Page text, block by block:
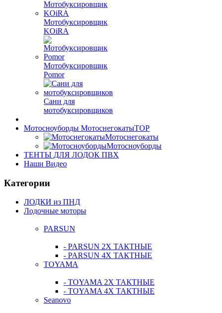
Мотобуксировщик
KOiRA
Мотобуксировщик
Pomor
Сани для
мотобуксировщиков
Мотосноуборды МотоснегокатыTOP
Мотоснегокаты
Мотосноуборды
ТЕНТЫ ДЛЯ ЛОДОК ПВХ
Наши Видео
Категории
ЛОДКИ из ПНД
Лодочные моторы
PARSUN
- PARSUN 2Х ТАКТНЫЕ
- PARSUN 4Х ТАКТНЫЕ
TOYAMA
- TOYAMA 2Х ТАКТНЫЕ
- TOYAMA 4Х ТАКТНЫЕ
Seanovo